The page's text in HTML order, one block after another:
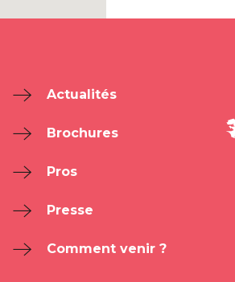
Actualités
Brochures
Pros
Presse
Comment venir ?